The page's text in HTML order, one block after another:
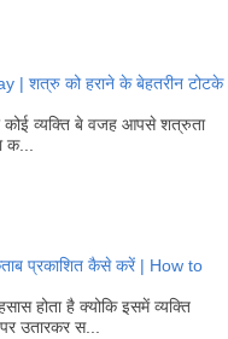
शत्रु को हराने के बेहतरीन टोटके
व्यक्ति बे वजह आपसे शत्रुता
प्रकाशित कैसे करें | How to
होता है क्योकि इसमें व्यक्ति
उतारकर स...